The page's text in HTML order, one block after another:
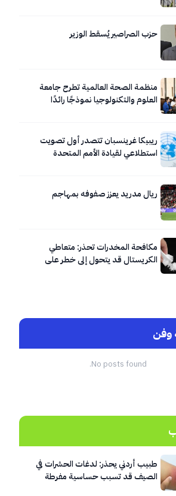
حزب الصراصير يُسقط الوزير
منظمة الصحة العالمية تطرح جامعة
العلوم والتكنولوجيا نموذجًا رائدًا
ريبيكا غرينسبان تتصدر أول تصويت
استطلاعي لقيادة الأمم المتحدة
ريال مدريد يعزز صفوفه بمهاجم
مكافحة المخدرات تحذر: متعاطي
الكريستال قد يتحول إلى خطر على
وفن
No posts found.
طبيب أردني يحذر: لدغات الحشرات في
الصيف قد تسبب حساسية مفرطة